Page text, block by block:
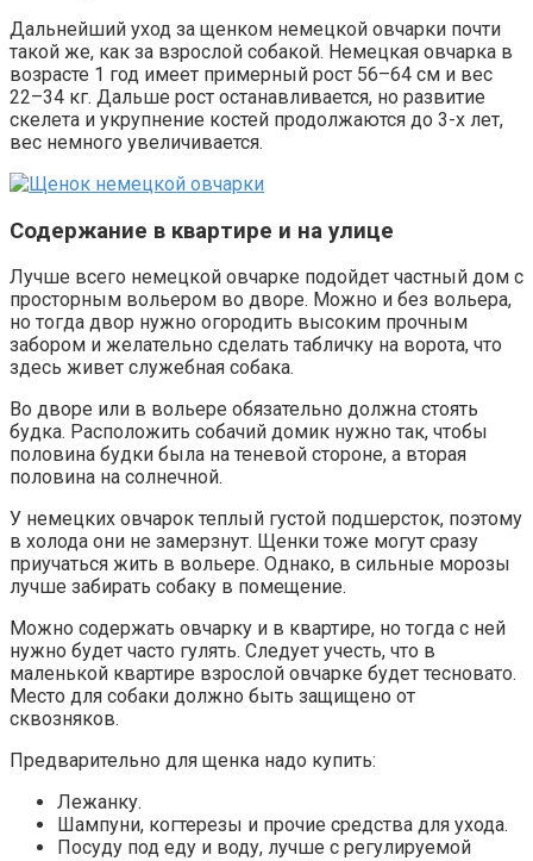
Дальнейший уход за щенком немецкой овчарки почти
такой же, как за взрослой собакой. Немецкая овчарка в
возрасте 1 год имеет примерный рост 56–64 см и вес
22–34 кг. Дальше рост останавливается, но развитие
скелета и укрупнение костей продолжаются до 3-х лет,
вес немного увеличивается.
Содержание в квартире и на улице
Лучше всего немецкой овчарке подойдет частный дом с
просторным вольером во дворе. Можно и без вольера,
но тогда двор нужно огородить высоким прочным
забором и желательно сделать табличку на ворота, что
здесь живет служебная собака.
Во дворе или в вольере обязательно должна стоять
будка. Расположить собачий домик нужно так, чтобы
половина будки была на теневой стороне, а вторая
половина на солнечной.
У немецких овчарок теплый густой подшерсток, поэтому
в холода они не замерзнут. Щенки тоже могут сразу
приучаться жить в вольере. Однако, в сильные морозы
лучше забирать собаку в помещение.
Можно содержать овчарку и в квартире, но тогда с ней
нужно будет часто гулять. Следует учесть, что в
маленькой квартире взрослой овчарке будет тесновато.
Место для собаки должно быть защищено от
сквозняков.
Предварительно для щенка надо купить:
Лежанку.
Шампуни, когтерезы и прочие средства для ухода.
Посуду под еду и воду, лучше с регулируемой